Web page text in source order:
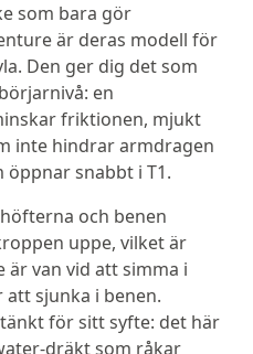
som bara gör
är deras modell för
Den ger dig det som
en
friktionen, mjukt
inte hindrar armdragen
öppnar snabbt i T1.
och benen
uppe, vilket är
van vid att simma i
sjunka i benen.
för sitt syfte: det här
dräkt som råkar